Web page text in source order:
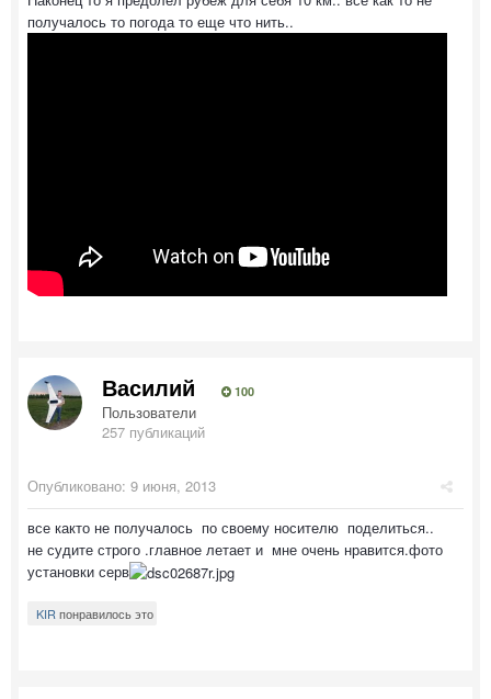
получалось то погода то еще что нить..
Василий 100
Пользователи
257 публикаций
Опубликовано: 9 июня, 2013
все както не получалось по своему носителю поделиться..
не судите строго .главное летает и мне очень нравится.фото
установки серв
KIR понравилось это